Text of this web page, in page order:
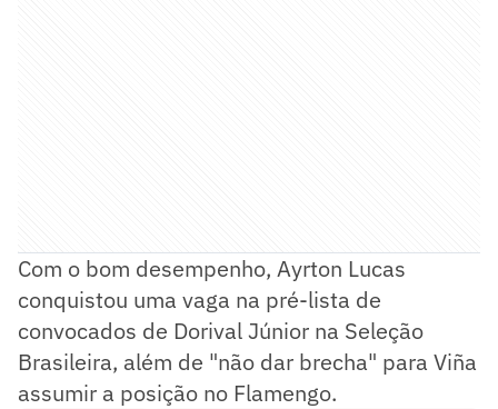
Com o bom desempenho, Ayrton Lucas
conquistou uma vaga na pré-lista de
convocados de Dorival Júnior na Seleção
Brasileira, além de "não dar brecha" para Viña
assumir a posição no Flamengo.